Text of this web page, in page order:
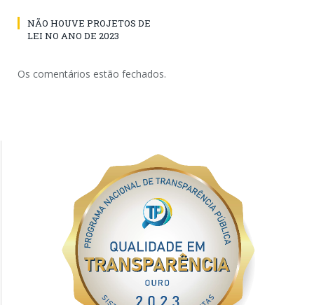
NÃO HOUVE PROJETOS DE
LEI NO ANO DE 2023
Os comentários estão fechados.